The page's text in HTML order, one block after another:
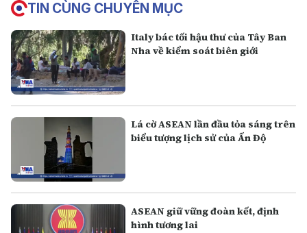
TIN CÙNG CHUYÊN MỤC
Italy bác tối hậu thư của Tây Ban
Nha về kiểm soát biên giới
Lá cờ ASEAN lần đầu tỏa sáng trên
biểu tượng lịch sử của Ấn Độ
ASEAN giữ vững đoàn kết, định
hình tương lai